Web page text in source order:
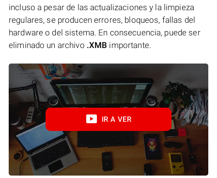
incluso a pesar de las actualizaciones y la limpieza
regulares, se producen errores, bloqueos, fallas del
hardware o del sistema. En consecuencia, puede ser
eliminado un archivo .XMB importante.
IR A VER